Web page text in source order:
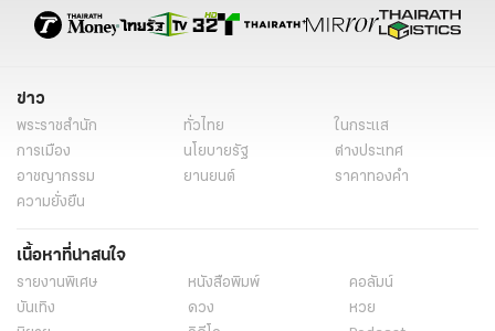
ข่าว
พระราชสำนัก ทั่วไทย
ในกระแส
การเมือง
นโยบายรัฐ
ต่างประเทศ
อาชญากรรม
ยานยนต์
ราคาทองคำ
ความยั่งยืน
เนื้อหาที่น่าสนใจ
รายงานพิเศษ หนังสือพิมพ์
คอลัมน์
บันเทิง
ดวง
หวย